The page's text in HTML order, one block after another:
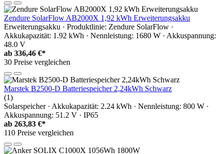
Zendure SolarFlow AB2000X 1,92 kWh Erweiterungsakku
Erweiterungsakku · Produktlinie: Zendure SolarFlow ·
Akkukapazität: 1.92 kWh · Nennleistung: 1680 W · Akkuspannung:
48.0 V
ab 336,46 €*
30 Preise vergleichen
Marstek B2500-D Batteriespeicher 2,24kWh Schwarz
(1)
Solarspeicher · Akkukapazität: 2.24 kWh · Nennleistung: 800 W ·
Akkuspannung: 51.2 V · IP65
ab 263,83 €*
110 Preise vergleichen